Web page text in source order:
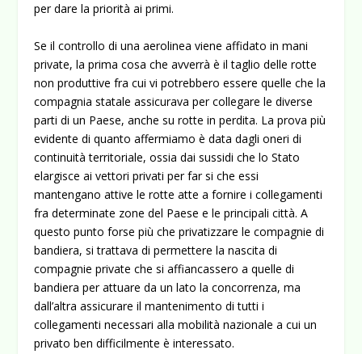
per dare la priorità ai primi.
Se il controllo di una aerolinea viene affidato in mani
private, la prima cosa che avverrà è il taglio delle rotte
non produttive fra cui vi potrebbero essere quelle che la
compagnia statale assicurava per collegare le diverse
parti di un Paese, anche su rotte in perdita. La prova più
evidente di quanto affermiamo è data dagli oneri di
continuità territoriale, ossia dai sussidi che lo Stato
elargisce ai vettori privati per far si che essi
mantengano attive le rotte atte a fornire i collegamenti
fra determinate zone del Paese e le principali città. A
questo punto forse più che privatizzare le compagnie di
bandiera, si trattava di permettere la nascita di
compagnie private che si affiancassero a quelle di
bandiera per attuare da un lato la concorrenza, ma
dall’altra assicurare il mantenimento di tutti i
collegamenti necessari alla mobilità nazionale a cui un
privato ben difficilmente è interessato.